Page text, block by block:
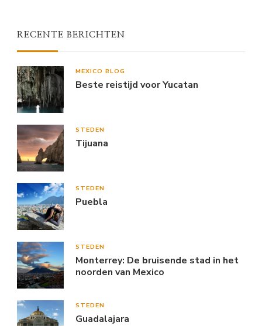
RECENTE BERICHTEN
MEXICO BLOG
Beste reistijd voor Yucatan
STEDEN
Tijuana
STEDEN
Puebla
STEDEN
Monterrey: De bruisende stad in het
noorden van Mexico
STEDEN
Guadalajara